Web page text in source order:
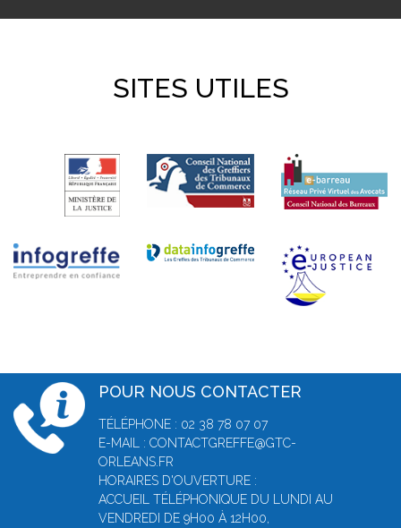
SITES UTILES
POUR NOUS CONTACTER
TÉLÉPHONE : 02 38 78 07 07
E-MAIL : CONTACTGREFFE@GTC-
ORLEANS.FR
HORAIRES D'OUVERTURE :
ACCUEIL TÉLÉPHONIQUE DU LUNDI AU
VENDREDI DE 9H00 À 12H00,